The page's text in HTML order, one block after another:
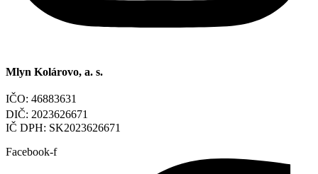
Mlyn Kolárovo, a. s.
IČO: 46883631
DIČ: 2023626671
IČ DPH: SK2023626671
Facebook-f